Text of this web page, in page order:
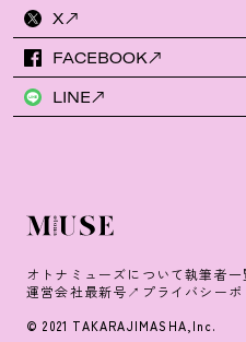
X
FACEBOOK
LINE
オトナミューズについて執筆者一
運営会社最新号 プライバシーポ
© 2021 TAKARAJIMASHA,Inc.